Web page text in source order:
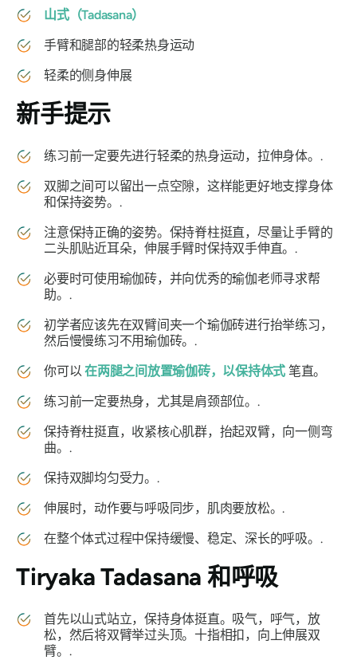
山式（Tadasana）
手臂和腿部的轻柔热身运动
轻柔的侧身伸展
新手提示
练习前一定要先进行轻柔的热身运动，拉伸身体。.
双脚之间可以留出一点空隙，这样能更好地支撑身体
和保持姿势。.
注意保持正确的姿势。保持脊柱挺直，尽量让手臂的
二头肌贴近耳朵，伸展手臂时保持双手伸直。.
必要时可使用瑜伽砖，并向优秀的瑜伽老师寻求帮
助。.
初学者应该先在双臂间夹一个瑜伽砖进行抬举练习，
然后慢慢练习不用瑜伽砖。.
你可以在两腿之间放置瑜伽砖，以保持体式 笔直。
练习前一定要热身，尤其是肩颈部位。.
保持脊柱挺直，收紧核心肌群，抬起双臂，向一侧弯
曲。.
保持双脚均匀受力。.
伸展时，动作要与呼吸同步，肌肉要放松。.
在整个体式过程中保持缓慢、稳定、深长的呼吸。.
Tiryaka Tadasana 和呼吸
首先以山式站立，保持身体挺直。吸气，呼气，放
松，然后将双臂举过头顶。十指相扣，向上伸展双
臂。.